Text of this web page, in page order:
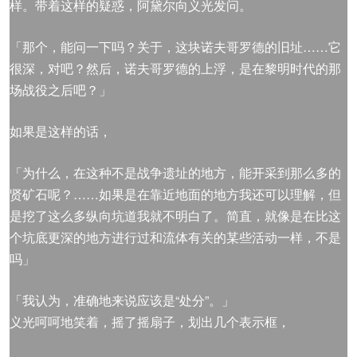
样。带着这样的疑惑，阿黛尔向义光发问。
「那个，能问一下吗？关于，这块诺夫哥罗德的旧址……它
很深，对吧？然后，诺夫哥罗德的上浮，是在黎明时代的那
场战役之后吧？」
如果是这样的话，
「为什么，在这种不是战争遗址的地方，能开采到那么多的
贤矿石呢？……如果是在靠近地面的地方我还可以理解，但
是挖了这么多纵向坑道我就不明白了。简直，就像是在比这
个坑底更深的地方进行过和流体有关的某些活动一样，不是
吗」
「我认为，准确地来说应该是“处分”。」
义光呵呵地笑着，摇了摇扇子，划出几个表示框，